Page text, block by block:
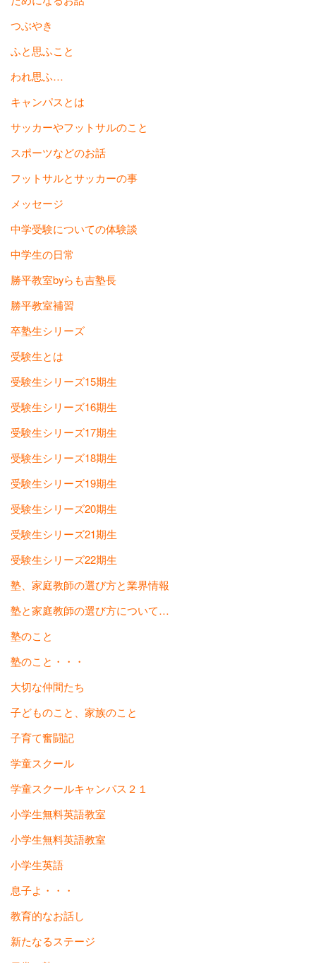
つぶやき
ふと思ふこと
われ思ふ…
キャンパスとは
サッカーやフットサルのこと
スポーツなどのお話
フットサルとサッカーの事
メッセージ
中学受験についての体験談
中学生の日常
勝平教室byらも吉塾長
勝平教室補習
卒塾生シリーズ
受験生とは
受験生シリーズ15期生
受験生シリーズ16期生
受験生シリーズ17期生
受験生シリーズ18期生
受験生シリーズ19期生
受験生シリーズ20期生
受験生シリーズ21期生
受験生シリーズ22期生
塾、家庭教師の選び方と業界情報
塾と家庭教師の選び方について…
塾のこと
塾のこと・・・
大切な仲間たち
子どものこと、家族のこと
子育て奮闘記
学童スクール
学童スクールキャンパス２１
小学生無料英語教室
小学生無料英語教室
小学生英語
息子よ・・・
教育的なお話し
新たなるステージ